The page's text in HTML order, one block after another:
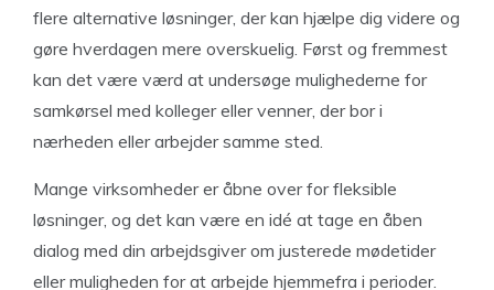
flere alternative løsninger, der kan hjælpe dig videre og
gøre hverdagen mere overskuelig. Først og fremmest
kan det være værd at undersøge mulighederne for
samkørsel med kolleger eller venner, der bor i
nærheden eller arbejder samme sted.
Mange virksomheder er åbne over for fleksible
løsninger, og det kan være en idé at tage en åben
dialog med din arbejdsgiver om justerede mødetider
eller muligheden for at arbejde hjemmefra i perioder.